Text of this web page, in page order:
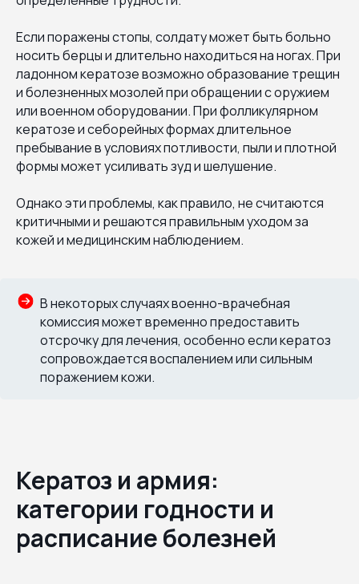
Если поражены стопы, солдату может быть больно
носить берцы и длительно находиться на ногах. При
ладонном кератозе возможно образование трещин
и болезненных мозолей при обращении с оружием
или военном оборудовании. При фолликулярном
кератозе и себорейных формах длительное
пребывание в условиях потливости, пыли и плотной
формы может усиливать зуд и шелушение.
Однако эти проблемы, как правило, не считаются
критичными и решаются правильным уходом за
кожей и медицинским наблюдением.
В некоторых случаях военно-врачебная
комиссия может временно предоставить
отсрочку для лечения, особенно если кератоз
сопровождается воспалением или сильным
поражением кожи.
Кератоз и армия:
категории годности и
расписание болезней